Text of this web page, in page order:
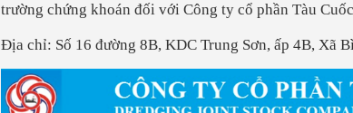
trường chứng khoán đối với Công ty cổ phần Tàu
Địa chỉ: Số 16 đường 8B, KDC Trung Sơn, ấp 4B, Xã